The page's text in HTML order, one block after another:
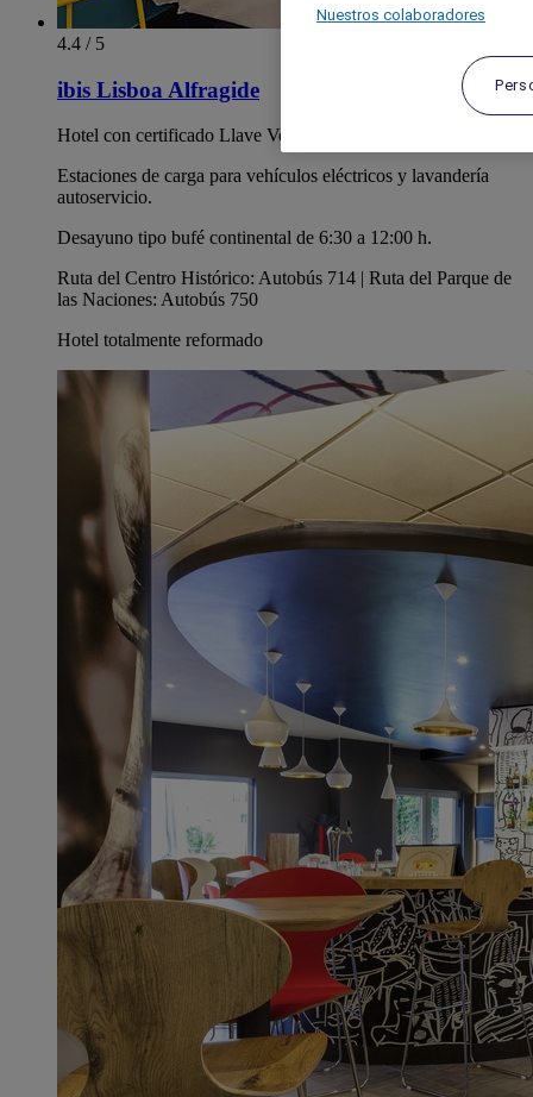
4.4 / 5
ibis Lisboa Alfragide
Hotel con certificado Llave Verde y estándar BREEAM.
Estaciones de carga para vehículos eléctricos y lavandería
autoservicio.
Desayuno tipo bufé continental de 6:30 a 12:00 h.
Ruta del Centro Histórico: Autobús 714 | Ruta del Parque de
las Naciones: Autobús 750
Hotel totalmente reformado
Nuestros colaboradores